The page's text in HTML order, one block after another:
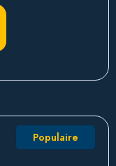
Populaire